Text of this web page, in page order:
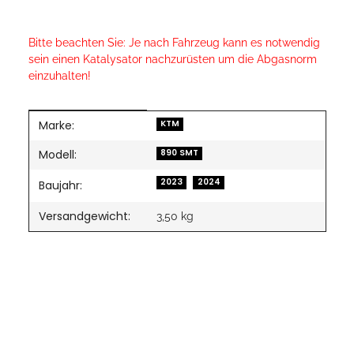
Bitte beachten Sie: Je nach Fahrzeug kann es notwendig
sein einen Katalysator nachzurüsten um die Abgasnorm
einzuhalten!
Produkteigenschaft
Wert
Marke: KTM
Modell: 890 SMT
Baujahr: 2023 2024
Versandgewicht: 3,50 kg